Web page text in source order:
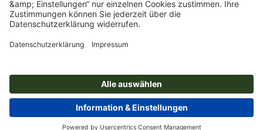
Mindestbestellwert. Mehrfach einlösbar. Keine Barauszahlung. Nicht mit weiteren
Aktionen kombinierbar. Die Aktion gilt bis einschließlich 31.08.2026.
Warenkorb eintragen und auf ausgewählte Produkte sparen. Kein